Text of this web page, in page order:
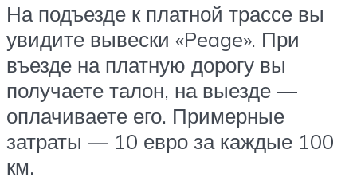
На подъезде к платной трассе вы
увидите вывески «Peage». При
въезде на платную дорогу вы
получаете талон, на выезде —
оплачиваете его. Примерные
затраты — 10 евро за каждые 100
км.